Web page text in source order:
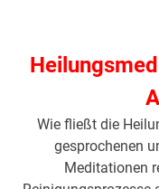
Wie fließt die
gesprochenen
Meditationen